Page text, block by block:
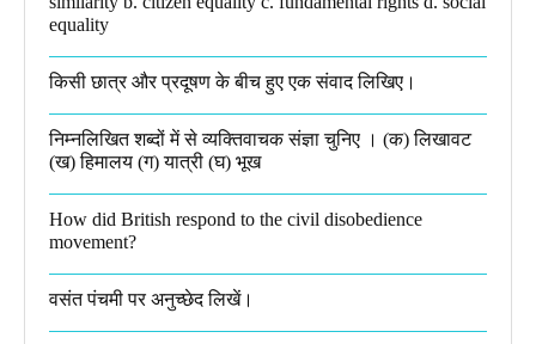
equality​
किसी छात्र और प्रदूषण के बीच हुए एक संवाद लिखिए।​
निम्नलिखित शब्दों में से व्यक्तिवाचक संज्ञा चुनिए । (क) लिखावट
(ख) हिमालय (ग) यात्री (घ) भूख​
How did British respond to the civil disobedience
movement?
वसंत पंचमी पर अनुच्छेद लिखें।